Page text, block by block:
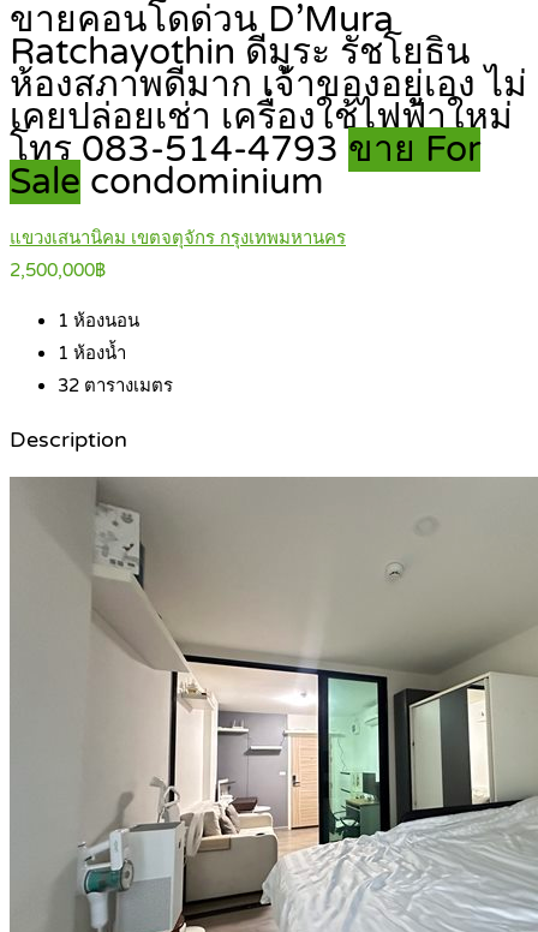
ขายคอนโดด่วน D’Mura
Ratchayothin ดีมูระ รัชโยธิน
ห้องสภาพดีมาก เจ้าของอยู่เอง ไม่
เคยปล่อยเช่า เครื่องใช้ไฟฟ้าใหม่
โทร 083-514-4793 ขาย For
Sale condominium
แขวงเสนานิคม เขตจตุจักร กรุงเทพมหานคร
2,500,000฿
1 ห้องนอน
1 ห้องน้ำ
32 ตารางเมตร
Description